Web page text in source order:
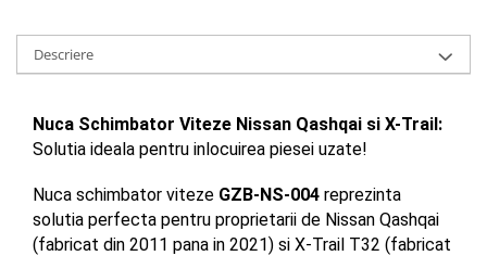
Descriere
Nuca Schimbator Viteze Nissan Qashqai si X-Trail:
Solutia ideala pentru inlocuirea piesei uzate!
Nuca schimbator viteze GZB-NS-004 reprezinta
solutia perfecta pentru proprietarii de Nissan Qashqai
(fabricat din 2011 pana in 2021) si X-Trail T32 (fabricat